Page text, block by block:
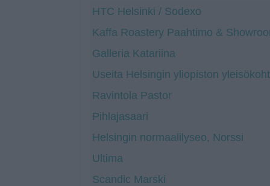
HTC Helsinki / Sodexo
Kaffa Roastery Paahtimo &
Galleria Katariina
Useita Helsingin yliopiston
Ravintola Pastor
Pihlajasaari
Helsingin normaalilyseo, Norssi
Ultima
Scandic Marski